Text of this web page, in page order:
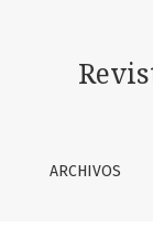
ARCHIVOS